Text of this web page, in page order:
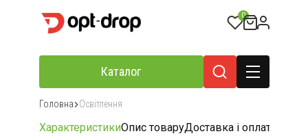
0
Каталог
Головна Освітлення
ХарактеристикиОпис товаруДоставка і оплата